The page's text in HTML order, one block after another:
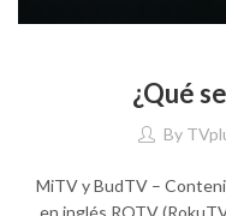
¿Qué
By
MiTV y BudTV –